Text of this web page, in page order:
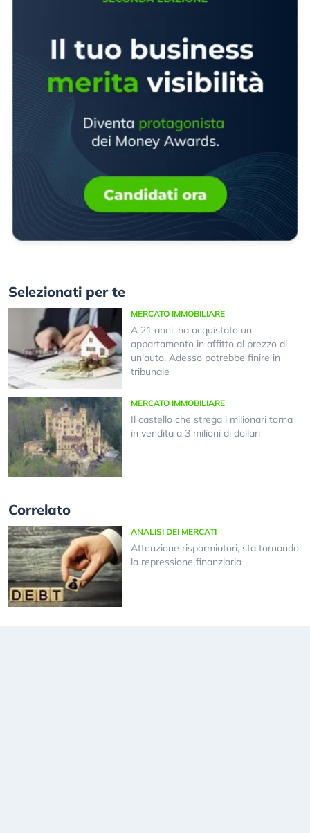
Selezionati per te
MERCATO IMMOBILIARE
A 21 anni, ha acquistato un
appartamento in affitto al prezzo di
un’auto. Adesso potrebbe finire in
tribunale
MERCATO IMMOBILIARE
Il castello che strega i milionari torna
in vendita a 3 milioni di dollari
Correlato
ANALISI DEI MERCATI
Attenzione risparmiatori, sta tornando
la repressione finanziaria